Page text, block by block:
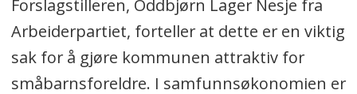
Forslagstilleren, Oddbjørn Lager Nesje fra
Arbeiderpartiet, forteller at dette er en viktig
sak for å gjøre kommunen attraktiv for
småbarnsforeldre. I samfunnsøkonomien er